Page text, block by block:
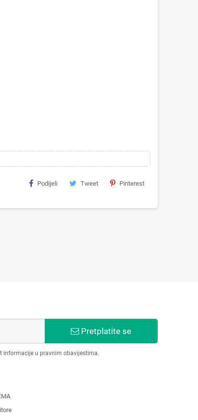
Podijeli Tweet Pinterest
Pretplatite se
informacije u pravnim obavijestima.